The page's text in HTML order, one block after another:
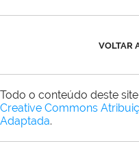
VOLTAR
Todo o conteúdo deste
Creative Commons
Adaptada.